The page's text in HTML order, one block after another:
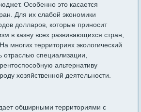
Особенно это касается
Для их слабой экономики
долларов, которые приносит
в казну всех развивающихся стран,
многих территориях экологический
отраслью специализации,
альтернативу
хозяйственной деятельности.
обширными территориями с